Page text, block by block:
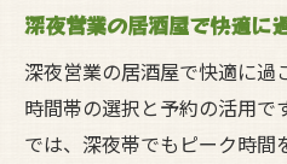
深夜営業の居酒屋で快適に
深夜営業の居酒屋で快適に過
時間帯の選択と予約の活用で
では、深夜帯でもピーク時